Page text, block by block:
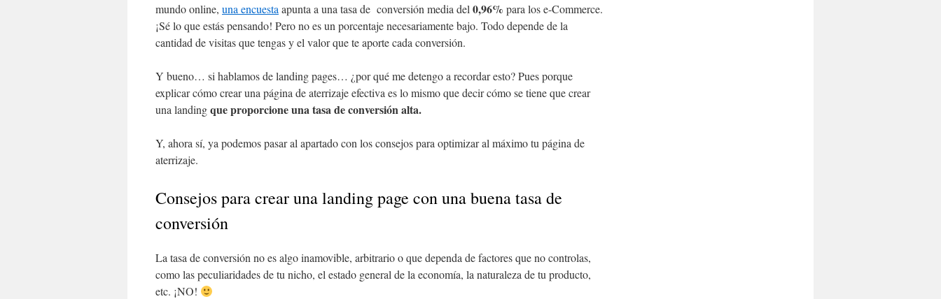
mundo online, una encuesta apunta a una tasa de conversión media del 0,96% para los e-Commerce.
¡Sé lo que estás pensando! Pero no es un porcentaje necesariamente bajo. Todo depende de la
cantidad de visitas que tengas y el valor que te aporte cada conversión.
Y bueno… si hablamos de landing pages… ¿por qué me detengo a recordar esto? Pues porque
explicar cómo crear una página de aterrizaje efectiva es lo mismo que decir cómo se tiene que crear
una landingque proporcione una tasa de conversión alta.
Y, ahora sí, ya podemos pasar al apartado con los consejos para optimizar al máximo tu página de
aterrizaje.
Consejos para crear una landing page con una buena tasa de
conversión
La tasa de conversión no es algo inamovible, arbitrario o que dependa de factores que no controlas,
como las peculiaridades de tu nicho, el estado general de la economía, la naturaleza de tu producto,
etc. ¡NO!